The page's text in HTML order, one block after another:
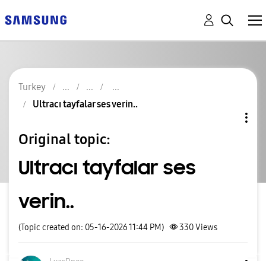
Turkey
Ultracı tayfalar ses verin..
Original topic:
Ultracı tayfalar ses
verin..
(Topic created on: 05-16-2026 11:44 PM) 330Views